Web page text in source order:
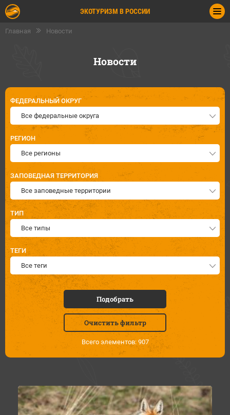
ЭКОТУРИЗМ В РОССИИ
Главная Новости
Новости
ФЕДЕРАЛЬНЫЙ ОКРУГ
Все федеральные округа
РЕГИОН
Все регионы
ЗАПОВЕДНАЯ ТЕРРИТОРИЯ
Все заповедные территории
ТИП
Все типы
ТЕГИ
Все теги
Подобрать
Очистить фильтр
Всего элементов: 907